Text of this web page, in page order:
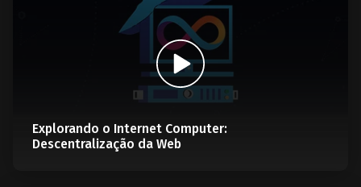
Explorando o Internet Computer:
Descentralização da Web